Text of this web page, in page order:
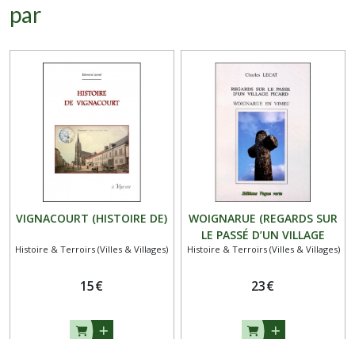
par
VIGNACOURT (HISTOIRE DE)
Histoire & Terroirs (Villes & Villages)
15€
WOIGNARUE (REGARDS SUR
LE PASSÉ D’UN VILLAGE
PICARD)
Histoire & Terroirs (Villes & Villages)
23€